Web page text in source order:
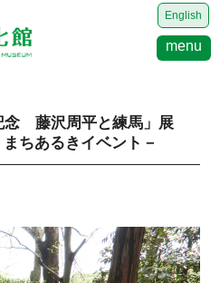
English
menu
念 藤沢周平と練馬」展
ちあるきイベント－